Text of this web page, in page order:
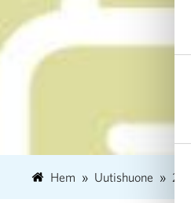
Hem Uutishuone